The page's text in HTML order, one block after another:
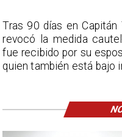
Tras 90 días en Capitán
revocó la medida
fue recibido por su
quien también está bajo